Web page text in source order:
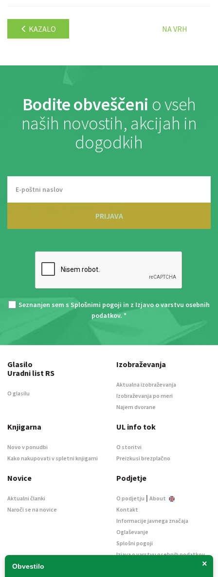
KAZALO NA VRH
Bodite obveščeni o vseh
naših novostih, akcijah in
dogodkih
PRIJAVA
Seznanjen sem s Splošnimi pogoji in z Izjavo o varstvu osebnih
podatkov. *
×
Obvestilo
Glasilo
Uradni list RS
O glasilu
Izobraževanja
Aktualna izobraževanja
Izobraževanja po meri
Najem dvorane
Knjigarna
Novo v ponudbi
Kako nakupovati v spletni knjigarni
UL info tok
O storitvi
Preizkusi brezplačno
Novice
Aktualni članki
Naroči se na novice
Podjetje
O podjetju | About
Kontakt
Informacije javnega značaja
Oglaševanje
Splošni pogoji
Izjava o varstvu osebnih podatkov